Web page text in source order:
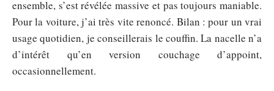
ensemble, s’est révélée massive et pas toujours maniable.
Pour la voiture, j’ai très vite renoncé. Bilan : pour un vrai
usage quotidien, je conseillerais le couffin. La nacelle n’a
d’intérêt qu’en version couchage d’appoint,
occasionnellement.